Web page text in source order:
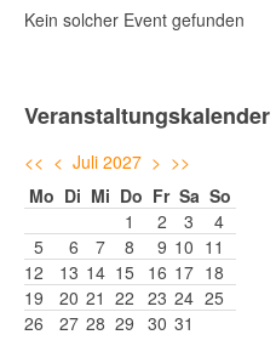
Kein solcher Event gefunden
Veranstaltungskalender
<< < Juli 2027 > >>
Mo Di Mi Do Fr Sa So
1
2 3
4
5
6 7 8 9 10 11
12
13 14 15 16 17 18
19
20 21 22 23 24 25
26
27 28 29 30 31